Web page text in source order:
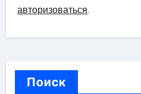
авторизоваться.
Поиск